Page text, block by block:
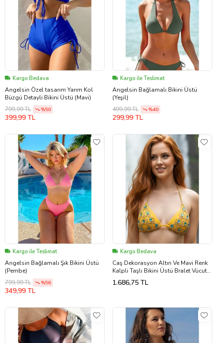
Kargo Bedava
Angelsin Özel tasarım Yarım Kol
Büzgü Detaylı Bikini Üstü (Mavi)
799,99 TL
%50
399,99 TL
Kargo ile Teslimat
Angelsin Bağlamalı Bikini Üstü
(Yeşil)
499,99 TL
%40
299,99 TL
Kargo ile Teslimat
Angelsin Bağlamalı Şık Bikini Üstü
(Pembe)
799,99 TL
%56
349,99 TL
Kargo Bedava
Caş Dekorasyon Altın Ve Mavi Renk
Kalpli Taşlı Bikini Üstü Bralet Vücut
Aksesuarı
1.686,75 TL